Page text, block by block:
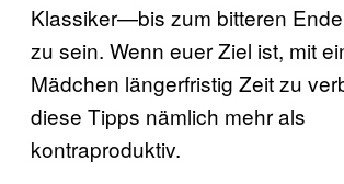
Klassiker—bis zum bitteren
zu sein. Wenn euer Ziel ist, mit
Mädchen längerfristig Zeit zu
diese Tipps nämlich mehr als
kontraproduktiv.